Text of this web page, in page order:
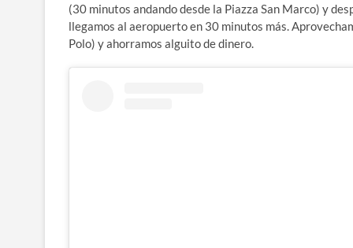
(30 minutos andando desde la Piazza San Marco) y
llegamos al aeropuerto en 30 minutos más.
Polo) y ahorramos alguito de dinero.